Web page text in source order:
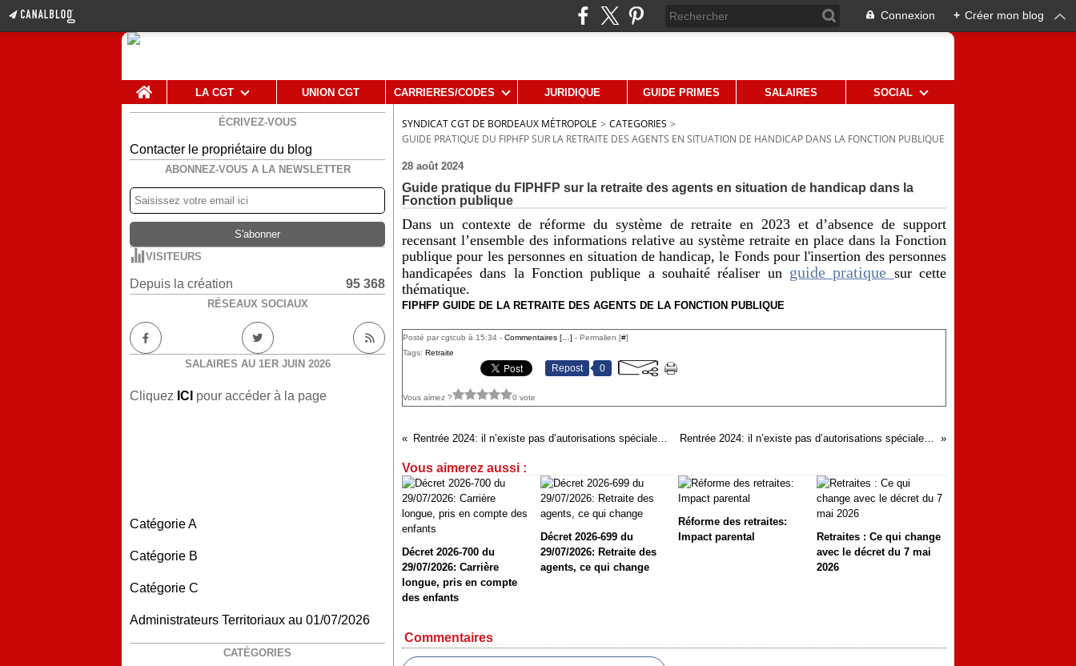
Connexion + Créer mon blog
Home
LA CGT UNION CGT CARRIERES/CODES JURIDIQUE GUIDE PRIMES SALAIRES SOCIAL
ÉCRIVEZ-VOUS
Contacter le propriétaire du blog
ABONNEZ-VOUS A LA NEWSLETTER
VISITEURS
Depuis la création 95 368
RÉSEAUX SOCIAUX
SALAIRES AU 1ER JUIN 2026
Cliquez ICI pour accéder à la page
Catégorie A
Catégorie B
Catégorie C
Administrateurs Territoriaux au 01/07/2026
CATÉGORIES
SYNDICAT CGT DE BORDEAUX MÉTROPOLE > CATEGORIES >
GUIDE PRATIQUE DU FIPHFP SUR LA RETRAITE DES AGENTS EN SITUATION DE HANDICAP DANS LA FONCTION PUBLIQUE
28 août 2024
Guide pratique du FIPHFP sur la retraite des agents en situation de handicap dans la
Fonction publique
Dans un contexte de réforme du système de retraite en 2023 et d’absence de support
recensant l’ensemble des informations relative au système retraite en place dans la Fonction
publique pour les personnes en situation de handicap, le Fonds pour l'insertion des personnes
handicapées dans la Fonction publique a souhaité réaliser un guide pratique sur cette
thématique.
FIPHFP GUIDE DE LA RETRAITE DES AGENTS DE LA FONCTION PUBLIQUE
Posté par cgtcub à 15:34 - Commentaires [ ] - Permalien [#]
Tags: Retraite
Repost 0
Vous aimez ? 0 vote
Rentrée 2024: il n’existe pas d’autorisations spéciales d’absence permettant aux agents d’accompagner leurs enfants le jour de la rentrée scolaire mais des facilités d'horaires peuvent être accordées sous conditions Rentrée 2024: il n’existe pas d’autorisations spéciales d’absence permettant aux agents d’accompagner leurs enfants le jour de la rentrée scolaire mais des facilités d'horaires peuvent être accordées sous conditions
Vous aimerez aussi :
Décret 2026-700 du
29/07/2026: Carrière
longue, pris en compte
des enfants
Décret 2026-699 du
29/07/2026: Retraite des
agents, ce qui change
Réforme des retraites:
Impact parental
Retraites : Ce qui change
avec le décret du 7 mai
2026
Commentaires